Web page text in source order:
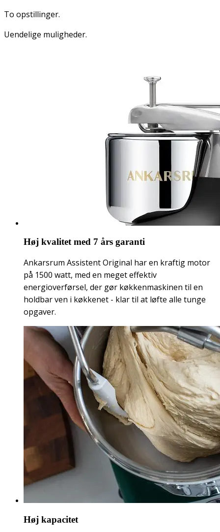
To opstillinger.
Uendelige muligheder.
Høj kvalitet med 7 års garanti
Ankarsrum Assistent Original har en kraftig motor
på 1500 watt, med en meget effektiv
energioverførsel, der gør køkkenmaskinen til en
holdbar ven i køkkenet - klar til at løfte alle tunge
opgaver.
Høj kapacitet